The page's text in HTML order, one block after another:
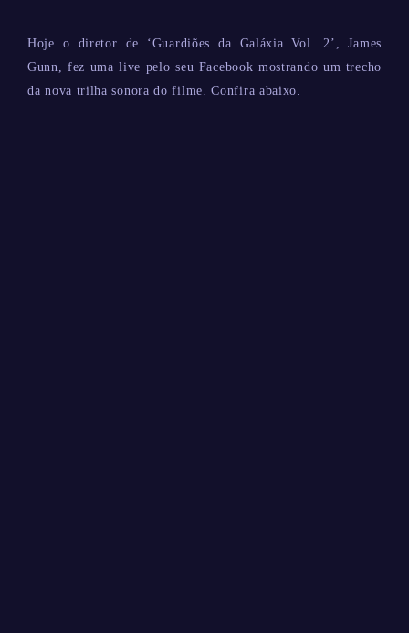
Hoje o diretor de ‘Guardiões da Galáxia Vol. 2’, James
Gunn, fez uma live pelo seu Facebook mostrando um trecho
da nova trilha sonora do filme. Confira abaixo.